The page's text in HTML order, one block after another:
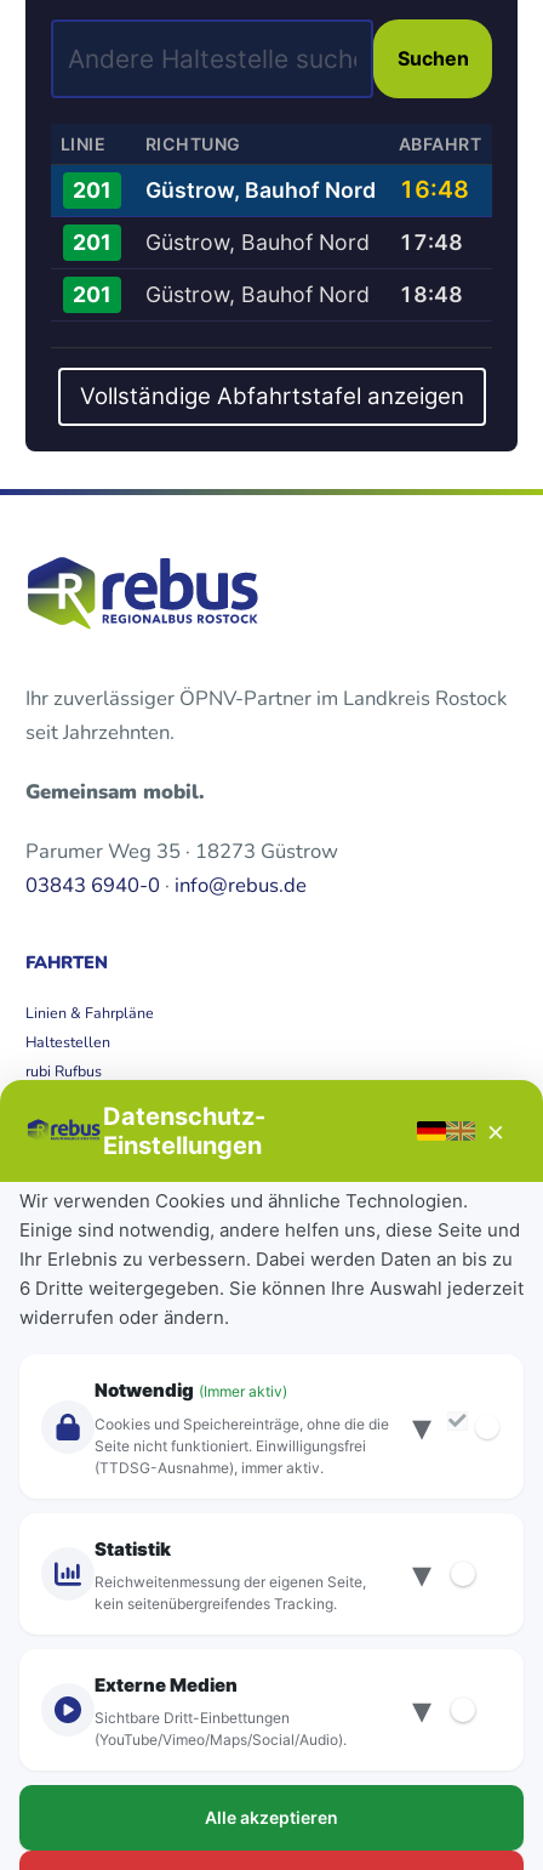
Suchen
LINIE RICHTUNG ABFAHRT
201 Güstrow, Bauhof Nord 16:48
201 Güstrow, Bauhof Nord 17:48
201 Güstrow, Bauhof Nord 18:48
Vollständige Abfahrtstafel anzeigen
Ihr zuverlässiger ÖPNV-Partner im Landkreis Rostock
seit Jahrzehnten.
Gemeinsam mobil.
Parumer Weg 35 · 18273 Güstrow
03843 6940-0 · info@rebus.de
FAHRTEN
Linien & Fahrpläne
Haltestellen
rubi Rufbus
Störungen
Tickets & Tarife
Deutschlandticket
Schülerkarte
Einzeltickets
Abonnements
Über Rebus
Standorte
© rebus Regionalbus Rostock GmbH
Datenschutz-
Einstellungen
×
Wir verwenden Cookies und ähnliche Technologien.
Einige sind notwendig, andere helfen uns, diese Seite und
Ihr Erlebnis zu verbessern. Dabei werden Daten an bis zu
6 Dritte weitergegeben. Sie können Ihre Auswahl jederzeit
widerrufen oder ändern.
Notwendig (Immer aktiv)
Cookies und Speichereinträge, ohne die die
Seite nicht funktioniert. Einwilligungsfrei
(TTDSG-Ausnahme), immer aktiv.
▾
Statistik
Reichweitenmessung der eigenen Seite,
kein seitenübergreifendes Tracking.
▾
Externe Medien
Sichtbare Dritt-Einbettungen
(YouTube/Vimeo/Maps/Social/Audio).
▾
Alle akzeptieren